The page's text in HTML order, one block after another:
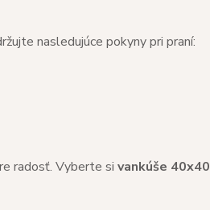
nasledujúce pokyny pri praní:
radosť. Vyberte si vankúše